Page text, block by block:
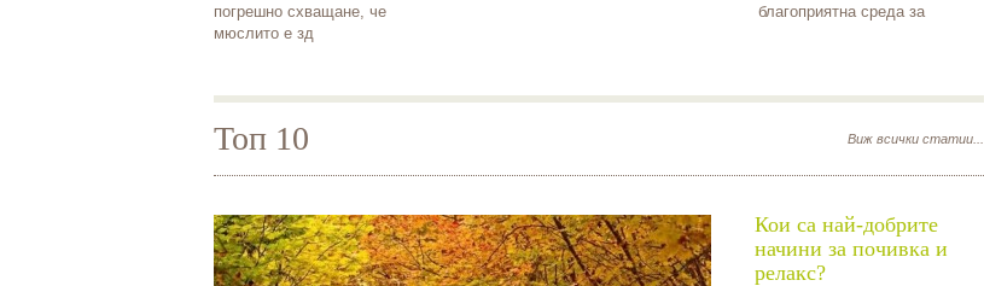
погрешно схващане, че
мюслито е зд
благоприятна среда за
Топ 10
Кои са най-добрите
начини за почивка и
релакс?
Виж всички статии...